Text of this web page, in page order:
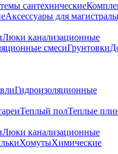
сантехнические
Аксессуары для
Люки канализационные
смесиГрунтовки
Гидроизоляционные
Теплый полТеплые
Люки канализационные
ХомутыХимические